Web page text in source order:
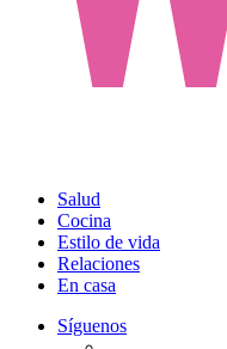
Salud
Cocina
Estilo de vida
Relaciones
En casa
Síguenos